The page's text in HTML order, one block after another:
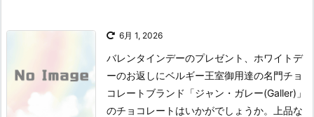
6月 1, 2026
バレンタインデーのプレゼント、ホワイトデ
ーのお返しにベルギー王室御用達の名門チョ
コレートブランド「ジャン・ガレー(Galler)」
のチョコレートはいかがでしょうか。上品な